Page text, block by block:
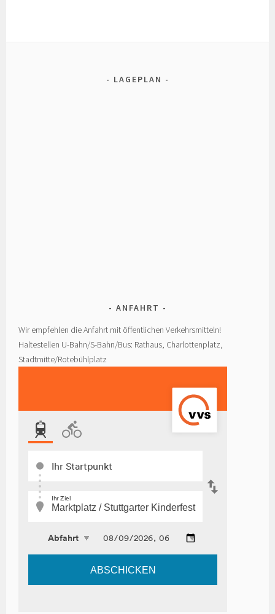
LAGEPLAN
ANFAHRT
Wir empfehlen die Anfahrt mit öffentlichen Verkehrsmitteln!
Haltestellen U-Bahn/S-Bahn/Bus: Rathaus, Charlottenplatz,
Stadtmitte/Rotebühlplatz